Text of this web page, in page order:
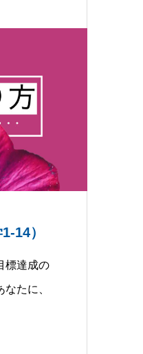
14）
標達成の
たに、